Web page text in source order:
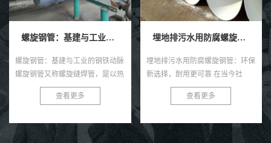
螺旋钢管：基建与工业的钢铁动脉
螺旋钢管：基建与工业的钢铁动脉
螺旋钢管又称螺旋缝焊管，是以热
轧带钢卷为原料，经常温螺旋辊压
成型、自动双丝双面埋弧焊制成的
查看更多
埋地排污水用防腐螺旋钢管
埋地排污水用防腐螺旋钢管：环保
新选择，耐用更可靠 在当今社
会，环保与可持续发展已成为全球
共识。在污水处理与排放领域，选
查看更多